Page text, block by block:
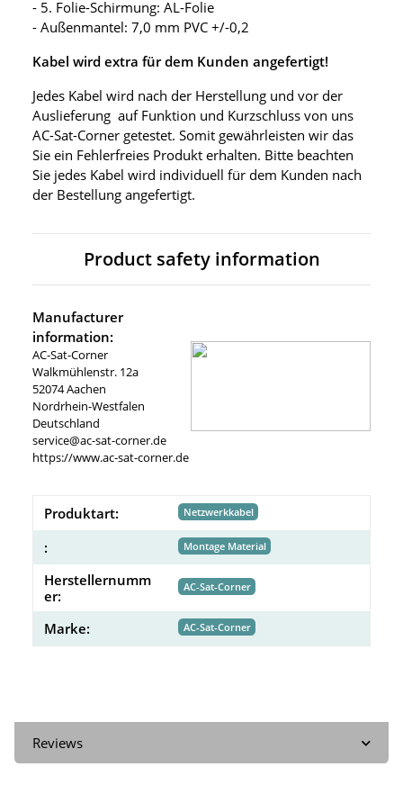
- 5. Folie-Schirmung: AL-Folie
- Außenmantel: 7,0 mm PVC +/-0,2
Kabel wird extra für dem Kunden angefertigt!
Jedes Kabel wird nach der Herstellung und vor der
Auslieferung auf Funktion und Kurzschluss von uns
AC-Sat-Corner getestet. Somit gewährleisten wir das
Sie ein Fehlerfreies Produkt erhalten. Bitte beachten
Sie jedes Kabel wird individuell für dem Kunden nach
der Bestellung angefertigt.
Product safety information
Manufacturer
information:
AC-Sat-Corner
Walkmühlenstr. 12a
52074 Aachen
Nordrhein-Westfalen
Deutschland
service@ac-sat-corner.de
https://www.ac-sat-corner.de
Produktart: Netzwerkkabel
: Montage Material
Herstellernumm
er:
AC-Sat-Corner
Marke: AC-Sat-Corner
Reviews